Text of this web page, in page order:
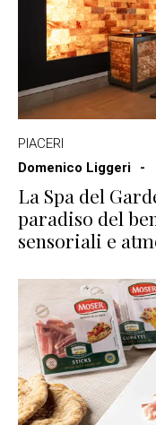
PIACERI
Domenico Liggeri
La Spa del
paradiso del
sensoriali e